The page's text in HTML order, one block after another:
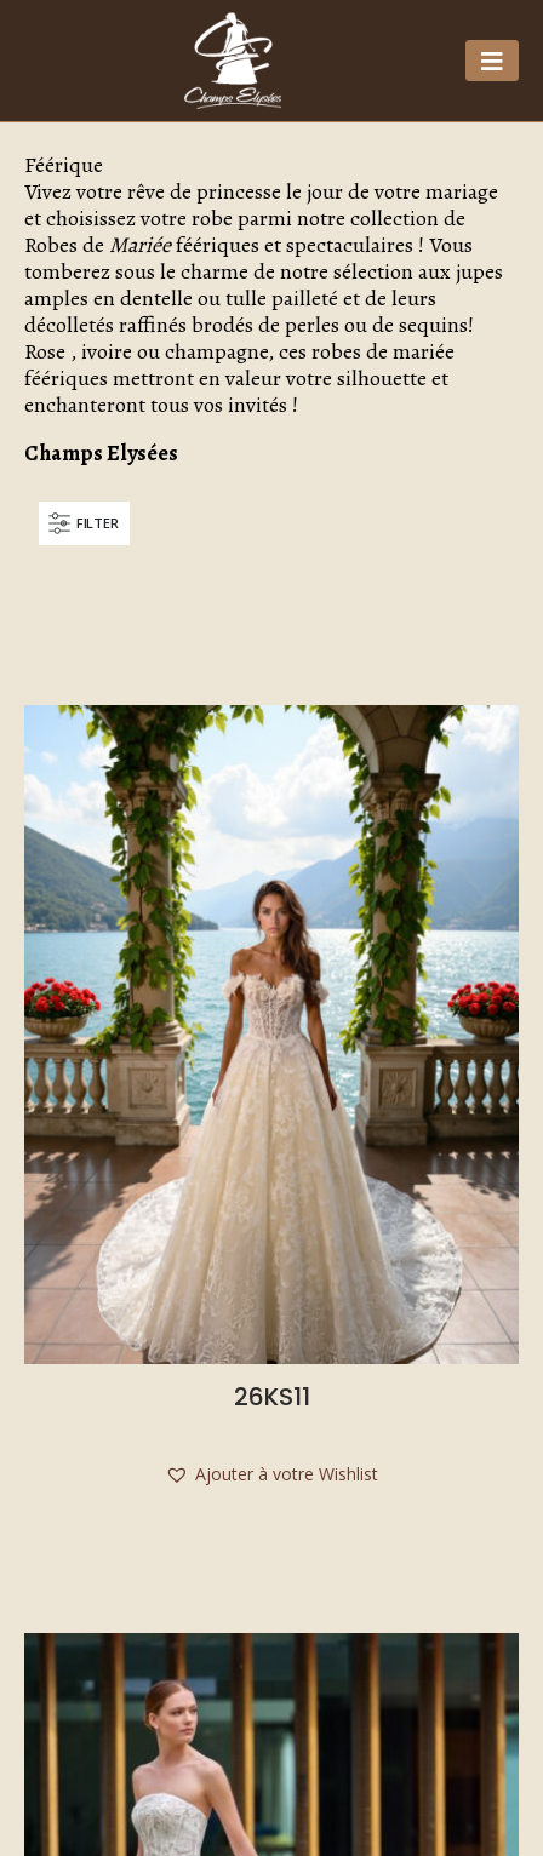
Féérique
Vivez votre rêve de princesse le jour de votre mariage
et choisissez votre robe parmi notre collection de
Robes de Mariéeféériques et spectaculaires ! Vous
tomberez sous le charme de notre sélection aux jupes
amples en dentelle ou tulle pailleté et de leurs
décolletés raffinés brodés de perles ou de sequins!
Rose , ivoire ou champagne, ces robes de mariée
féériques mettront en valeur votre silhouette et
enchanteront tous vos invités !
Champs Elysées
FILTER
26KS11
Ajouter à votre Wishlist